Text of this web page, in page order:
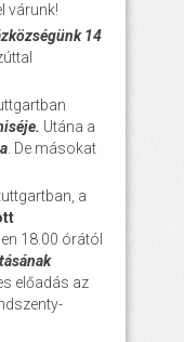
várunk!
14
Utána a
. De másokat
a
18.00 órától
előadás az